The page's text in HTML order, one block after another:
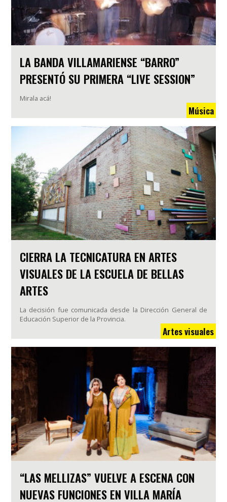
LA BANDA VILLAMARIENSE “BARRO”
PRESENTÓ SU PRIMERA “LIVE SESSION”
Mirala acá!
Música
CIERRA LA TECNICATURA EN ARTES
VISUALES DE LA ESCUELA DE BELLAS
ARTES
La decisión fue comunicada desde la Dirección General de
Educación Superior de la Provincia.
Artes visuales
“LAS MELLIZAS” VUELVE A ESCENA CON
NUEVAS FUNCIONES EN VILLA MARÍA